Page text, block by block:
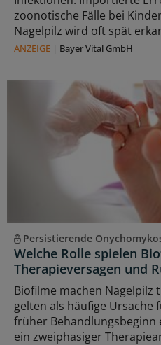
zoonotische Fälle bei
Nagelpilz wird oft spät
ANZEIGE | Bayer Vital GmbH
Persistierende
Welche Rolle spielen
Therapieversagen und
Biofilme machen
gelten als häufige Ursache
früher Behandlungsbeginn
ein zweiphasiger